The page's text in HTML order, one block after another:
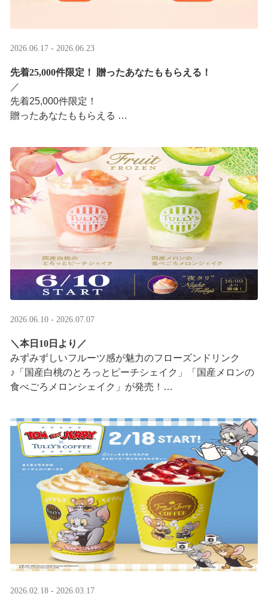
2026.06.17 - 2026.06.23
先着25,000件限定！​ 贈ったあなたももらえる！
／ ​
先着25,000件限定！​
贈ったあなたももらえる ​
LINEギフト限定！タリーズデジタルギフト2,000円分を贈
ると、自分も500円分のデジタルギフトがもらえるキャン
ペーンがスタ ···
2026.06.10 - 2026.07.07
＼本日10日より／
みずみずしいフルーツ感が魅力のフローズンドリンク
♪「国産白桃のとろっとピーチシェイク」「国産メロンの
食べごろメロンシェイク」が発売！
ホイップクリームが無料で2倍 ···
2026.02.18 - 2026.03.17